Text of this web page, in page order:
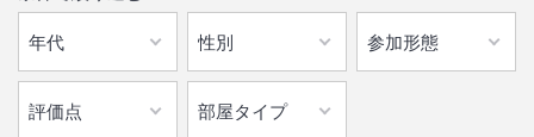
【旭川駅から徒歩3分】と交通至便。観光＆ビジネス拠点に最適。朝食
もリニューアルしボリュームアップ♪